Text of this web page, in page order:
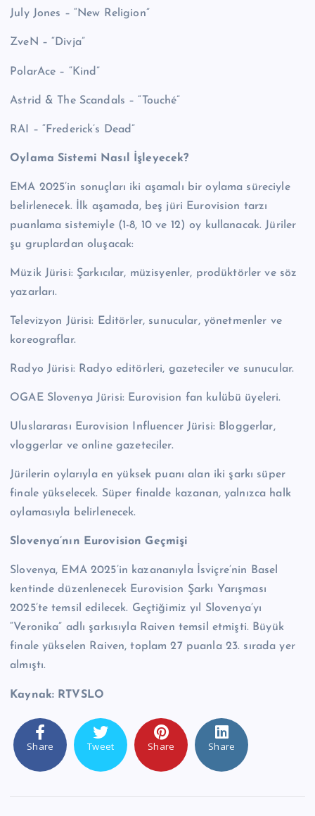
July Jones – “New Religion”
ZveN – “Divja”
PolarAce – “Kind”
Astrid & The Scandals – “Touché”
RAI – “Frederick’s Dead”
Oylama Sistemi Nasıl İşleyecek?
EMA 2025’in sonuçları iki aşamalı bir oylama süreciyle
belirlenecek. İlk aşamada, beş jüri Eurovision tarzı
puanlama sistemiyle (1-8, 10 ve 12) oy kullanacak. Jüriler
şu gruplardan oluşacak:
Müzik Jürisi: Şarkıcılar, müzisyenler, prodüktörler ve söz
yazarları.
Televizyon Jürisi: Editörler, sunucular, yönetmenler ve
koreograflar.
Radyo Jürisi: Radyo editörleri, gazeteciler ve sunucular.
OGAE Slovenya Jürisi: Eurovision fan kulübü üyeleri.
Uluslararası Eurovision Influencer Jürisi: Bloggerlar,
vloggerlar ve online gazeteciler.
Jürilerin oylarıyla en yüksek puanı alan iki şarkı süper
finale yükselecek. Süper finalde kazanan, yalnızca halk
oylamasıyla belirlenecek.
Slovenya’nın Eurovision Geçmişi
Slovenya, EMA 2025’in kazananıyla İsviçre’nin Basel
kentinde düzenlenecek Eurovision Şarkı Yarışması
2025’te temsil edilecek. Geçtiğimiz yıl Slovenya’yı
“Veronika” adlı şarkısıyla Raiven temsil etmişti. Büyük
finale yükselen Raiven, toplam 27 puanla 23. sırada yer
almıştı.
Kaynak: RTVSLO
Share Tweet Share Share